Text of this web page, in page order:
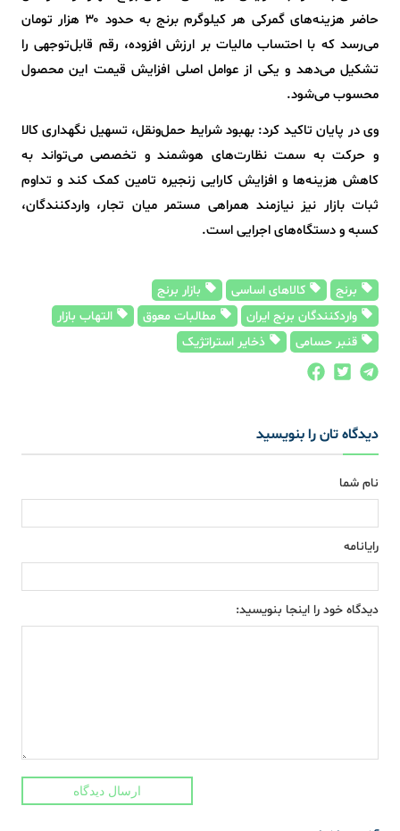
حاضر هزینه‌های گمرکی هر کیلوگرم برنج به حدود ۳۰ هزار تومان
می‌رسد که با احتساب مالیات بر ارزش افزوده، رقم قابل‌توجهی را
تشکیل می‌دهد و یکی از عوامل اصلی افزایش قیمت این محصول
محسوب می‌شود.
وی در پایان تاکید کرد: بهبود شرایط حمل‌ونقل، تسهیل نگهداری کالا
و حرکت به سمت نظارت‌های هوشمند و تخصصی می‌تواند به
کاهش هزینه‌ها و افزایش کارایی زنجیره تامین کمک کند و تداوم
ثبات بازار نیز نیازمند همراهی مستمر میان تجار، واردکنندگان،
کسبه و دستگاه‌های اجرایی است.
برنج کالاهای اساسی
بازار برنج
واردکنندگان برنج ایران
مطالبات معوق
التهاب بازار
قنبر حسامی
ذخایر استراتژیک
دیدگاه تان را بنویسید
نام شما
رایانامه
دیدگاه خود را اینجا بنویسید:
ارسال دیدگاه